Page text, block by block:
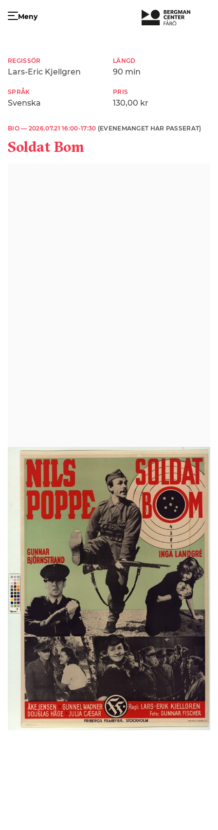
Meny
REGISSÖR
Lars-Eric Kjellgren
LÄNGD
90 min
SPRÅK
Svenska
PRIS
130,00 kr
BIO — 2026.07.21 16:00-17:30 (EVENEMANGET HAR PASSERAT)
Soldat Bom
Den plikttrogne stinsen på Trämåla station, Fabian
Bom, lyckas få tillstånd att göra sin militärtjänst
trots att han tidigare blivit frikallad på grund av
hjärtfel. Anledningen till att han nu vill rycka in är att
Gabriella, Boms bästa vän major Killmans
brorsdotter, skall tjänstgöra som frivillig
sjuksköterska på traktens förläggning. Bom är upp
över öronen förälskad i henne men Gabriella är
förälskad i löjtnant Forsberg som uppvaktar henne.
Biljetter